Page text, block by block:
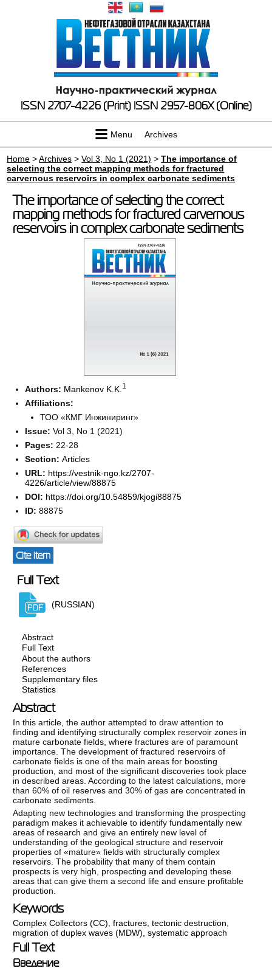
ISSN 2707-4226 (Print) ISSN 2957-806X (Online)
Menu Archives
Home >Archives >Vol 3, No 1 (2021) >The importance of
selecting the correct mapping methods for fractured
carvernous reservoirs in complex carbonate sediments
The importance of selecting the correct
mapping methods for fractured carvernous
reservoirs in complex carbonate sediments
Authors: Mankenov K.K. 1
Affiliations:
ТОО «КМГ Инжиниринг»
Issue:Vol 3, No 1 (2021)
Pages: 22-28
Section:Articles
URL: https://vestnik-ngo.kz/2707-
4226/article/view/88875
DOI: https://doi.org/10.54859/kjogi88875
ID: 88875
Cite item
Full Text
(RUSSIAN)
Abstract
Full Text
About the authors
References
Supplementary files
Statistics
Abstract
In this article, the author attempted to draw attention to
finding and identifying structurally complex reservoir zones in
mature carbonate fields, where fractures are of paramount
importance. The development of fractured reservoirs of
carbonate fields is one of the main areas for boosting
production, and most of the significant discoveries took place
in described areas. According to the latest calculations, more
than 60% of oil reserves and 30% of gas are concentrated in
carbonate sediments.
Adapting new technologies and transforming the prospecting
paradigm makes it achievable to identify fundamentally new
areas of research and give an entirely new level of
understanding of the geological structure and reservoir
properties of «mature» fields with structurally complex
reservoirs. The probability that many of them contain
prospects is very high, prospecting and developing these
areas that can give them a second life and ensure profitable
production.
Keywords
Complex Collectors (CC) ,fractures ,tectonic destruction
migration of duplex waves (MDW) ,systematic approach
Full Text
Введение